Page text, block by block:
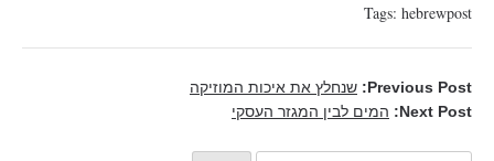
Tags: hebrewpost
Previous Post:
שנחלץ את איכות המוזיקה
Next Post:
המים לבין המגזר העסקי